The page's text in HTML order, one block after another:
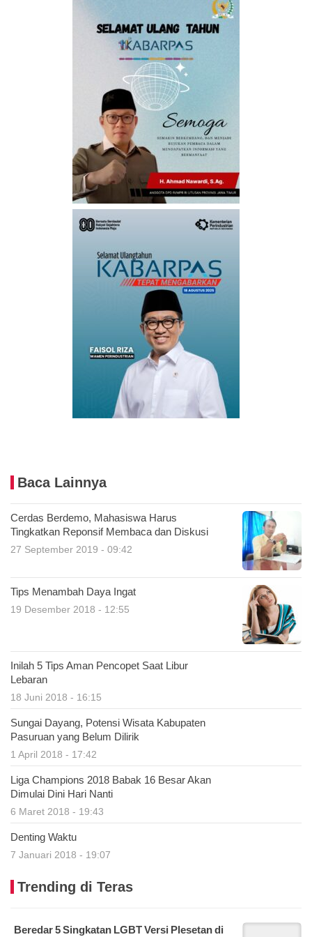
Baca Lainnya
Cerdas Berdemo, Mahasiswa Harus
Tingkatkan Reponsif Membaca dan Diskusi
27 September 2019 - 09:42
Tips Menambah Daya Ingat
19 Desember 2018 - 12:55
Inilah 5 Tips Aman Pencopet Saat Libur
Lebaran
18 Juni 2018 - 16:15
Sungai Dayang, Potensi Wisata Kabupaten
Pasuruan yang Belum Dilirik
1 April 2018 - 17:42
Liga Champions 2018 Babak 16 Besar Akan
Dimulai Dini Hari Nanti
6 Maret 2018 - 19:43
Denting Waktu
7 Januari 2018 - 19:07
Trending di Teras
Beredar 5 Singkatan LGBT Versi Plesetan di